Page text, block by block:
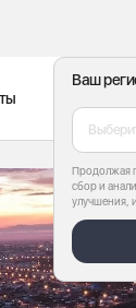
Ваш
Продолжая
сбор и
улучшения,